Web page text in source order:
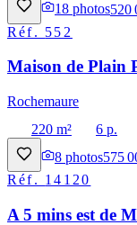
18 photos520
Réf. 552
Maison de Plain
Rochemaure
220 m²
6 p.
8 photos575
Réf. 14120
A 5 mins est de